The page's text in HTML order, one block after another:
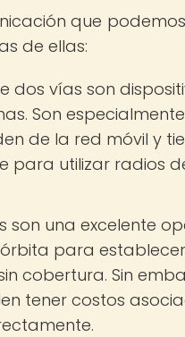
que
de ellas:
dos vías son
Son
de la red móvil y
para utilizar radios
son una excelente
para
cobertura. Sin
tener costos